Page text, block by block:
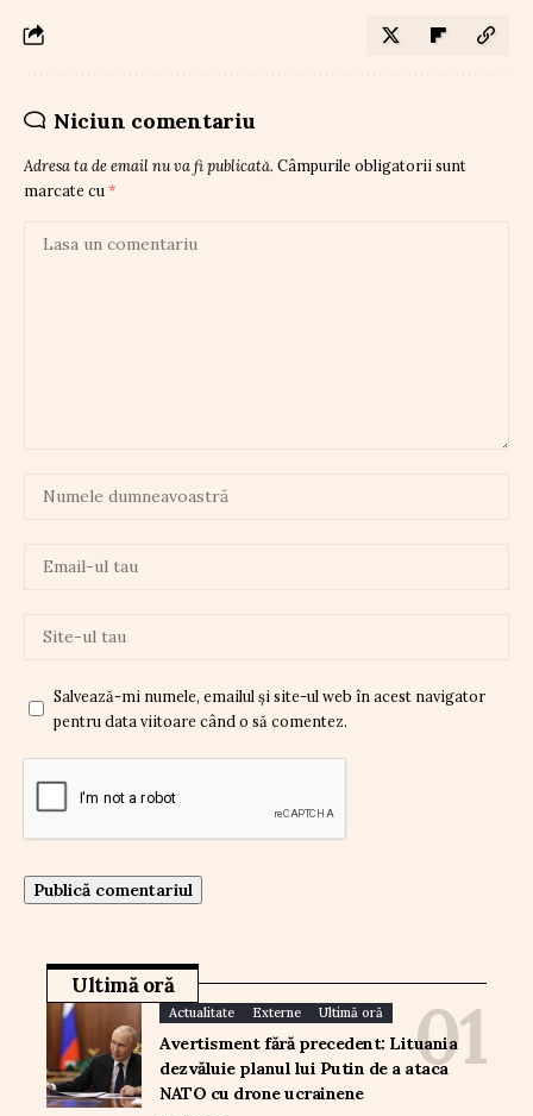
Niciun comentariu
Adresa ta de email nu va fi publicată. Câmpurile obligatorii sunt
marcate cu *
Salvează-mi numele, emailul și site-ul web în acest navigator
pentru data viitoare când o să comentez.
Ultimă oră
Actualitate Externe Ultimă oră
Avertisment fără precedent: Lituania
dezvăluie planul lui Putin de a ataca
NATO cu drone ucrainene